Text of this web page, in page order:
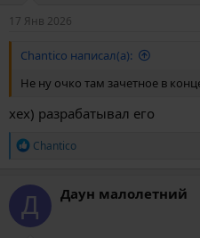
17 Янв 2026
Chantico написал(а):
Не ну очко там зачетное в
хех) разрабатывал его
Р
к
ц
и
и
Chantico
Д Даун малолетний